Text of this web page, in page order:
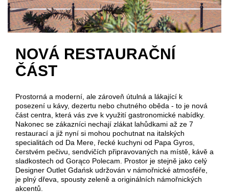
NOVÁ RESTAURAČNÍ
ČÁST
Prostorná a moderní, ale zároveň útulná a lákající k
posezení u kávy, dezertu nebo chutného oběda - to je nová
část centra, která vás zve k využití gastronomické nabídky.
Nakonec se zákazníci nechají zlákat lahůdkami až ze 7
restaurací a již nyní si mohou pochutnat na italských
specialitách od Da Mere, řecké kuchyni od Papa Gyros,
čerstvém pečivu, sendvičích připravovaných na místě, kávě a
sladkostech od Gorąco Polecam. Prostor je stejně jako celý
Designer Outlet Gdańsk udržován v námořnické atmosféře,
je plný dřeva, spousty zeleně a originálních námořnických
akcentů.